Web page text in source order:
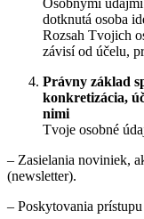
Osobnými
dotknutá osoba
Rozsah Tvojich
závisí od účelu,
Právny základ
konkretizácia,
nimi
Tvoje osobné
– Zasielania noviniek,
(newsletter).
– Poskytovania